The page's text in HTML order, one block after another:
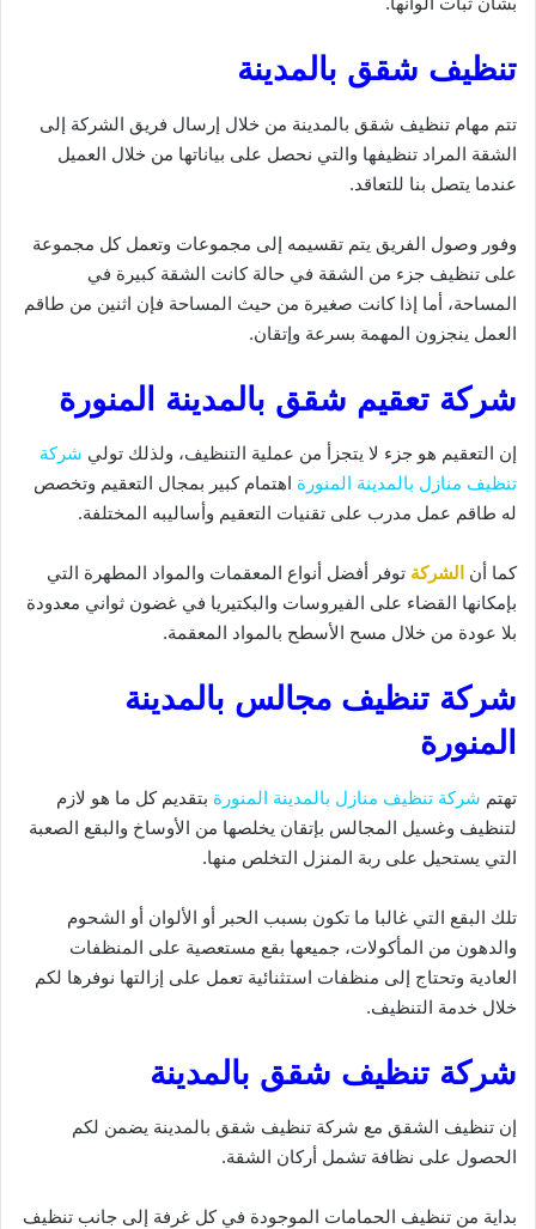
تنظيف شقق بالمدينة
تتم مهام تنظيف شقق بالمدينة من خلال إرسال فريق الشركة إلى
الشقة المراد تنظيفها والتي نحصل على بياناتها من خلال العميل
عندما يتصل بنا للتعاقد.
وفور وصول الفريق يتم تقسيمه إلى مجموعات وتعمل كل مجموعة
على تنظيف جزء من الشقة في حالة كانت الشقة كبيرة في
المساحة، أما إذا كانت صغيرة من حيث المساحة فإن اثنين من طاقم
العمل ينجزون المهمة بسرعة وإتقان.
شركة تعقيم شقق بالمدينة المنورة
إن التعقيم هو جزء لا يتجزأ من عملية التنظيف، ولذلك تولي شركة
تنظيف منازل بالمدينة المنورة اهتمام كبير بمجال التعقيم وتخصص
له طاقم عمل مدرب على تقنيات التعقيم وأساليبه المختلفة.
كما أن الشركة توفر أفضل أنواع المعقمات والمواد المطهرة التي
بإمكانها القضاء على الفيروسات والبكتيريا في غضون ثواني معدودة
بلا عودة من خلال مسح الأسطح بالمواد المعقمة.
شركة تنظيف مجالس بالمدينة
المنورة
تهتم شركة تنظيف منازل بالمدينة المنورة بتقديم كل ما هو لازم
لتنظيف وغسيل المجالس بإتقان يخلصها من الأوساخ والبقع الصعبة
التي يستحيل على ربة المنزل التخلص منها.
تلك البقع التي غالبا ما تكون بسبب الحبر أو الألوان أو الشحوم
والدهون من المأكولات، جميعها بقع مستعصية على المنظفات
العادية وتحتاج إلى منظفات استثنائية تعمل على إزالتها نوفرها لكم
خلال خدمة التنظيف.
شركة تنظيف شقق بالمدينة
إن تنظيف الشقق مع شركة تنظيف شقق بالمدينة يضمن لكم
الحصول على نظافة تشمل أركان الشقة.
بداية من تنظيف الحمامات الموجودة في كل غرفة إلى جانب تنظيف